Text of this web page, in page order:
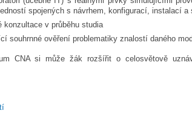
spojených s návrhem, konfigurací, instalací a
konzultace v průběhu studia
souhrnné ověření problematiky znalostí daného
CNA si může žák rozšířit o celosvětově